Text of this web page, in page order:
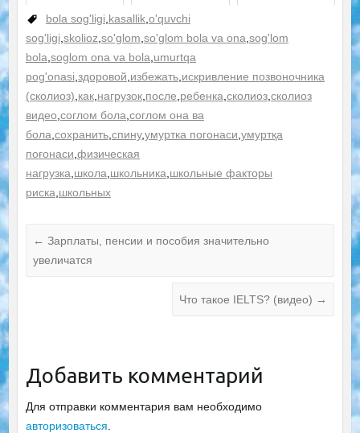
школьники
Ташкента
bola sog'ligi kasallik, o'quvchi
sog'ligi skolioz so'glom so'glom bola va ona sog'lom
bola soglom ona va bola umurtqa
pog'onasi здоровой избежать, искривление позвоночника
(сколиоз) как, нагрузок, после ребенка сколиоз, сколиоз
видео соглом бола соглом она ва
бола сохранить, спину,умуртка погонаси умуртқа
поғонаси физическая
нагрузка школа школьника школьные факторы
риска школьных
← Зарплаты, пенсии и пособия значительно
увеличатся
Что такое IELTS? (видео) →
Добавить комментарий
Для отправки комментария вам необходимо
авторизоваться